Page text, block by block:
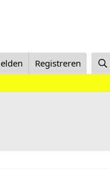
Registreren